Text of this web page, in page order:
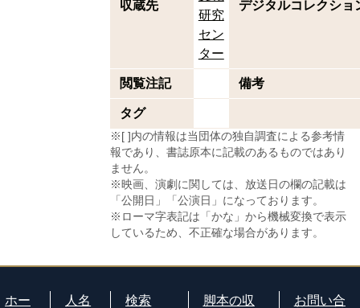
収蔵先
研究
セン
ター
デジタルコレクショ
閲覧注記 備考
タグ
※[ ]内の情報は当団体の独自調査による参考情
報であり、書誌原本に記載のあるものではあり
ません。
※映画、演劇に関しては、放送日の欄の記載は
「公開日」「公演日」になっております。
※ローマ字表記は「かな」から機械変換で表示
しているため、不正確な場合があります。
ホー
人名
検索
脚本の収
お問い合